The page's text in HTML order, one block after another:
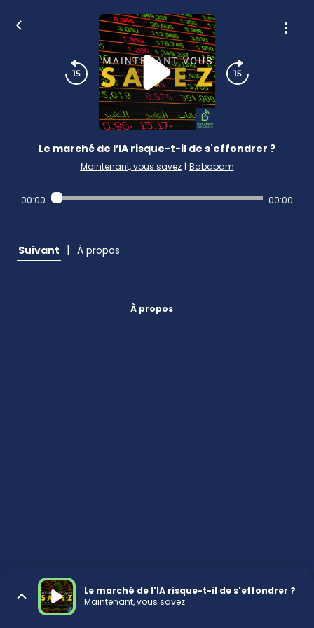
Le marché de l’IA risque-t-il de s'effondrer ?
Maintenant, vous savez | Bababam
00:00 00:00
Suivant | À propos
À propos
Le marché de l’IA risque-t-il de s'effondrer ?
Maintenant, vous savez